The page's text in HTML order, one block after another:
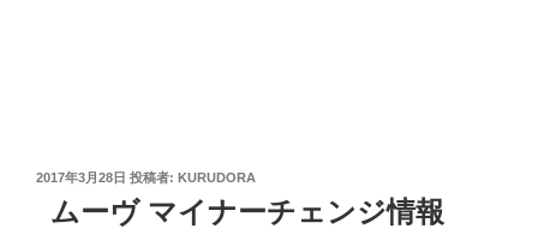
投
日:
2017年3月28日 投稿者: KURUDORA
ムーヴ マイナーチェンジ情報